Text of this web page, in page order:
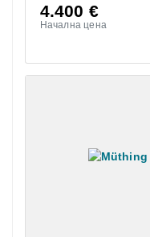
4.400 €
Начална цена